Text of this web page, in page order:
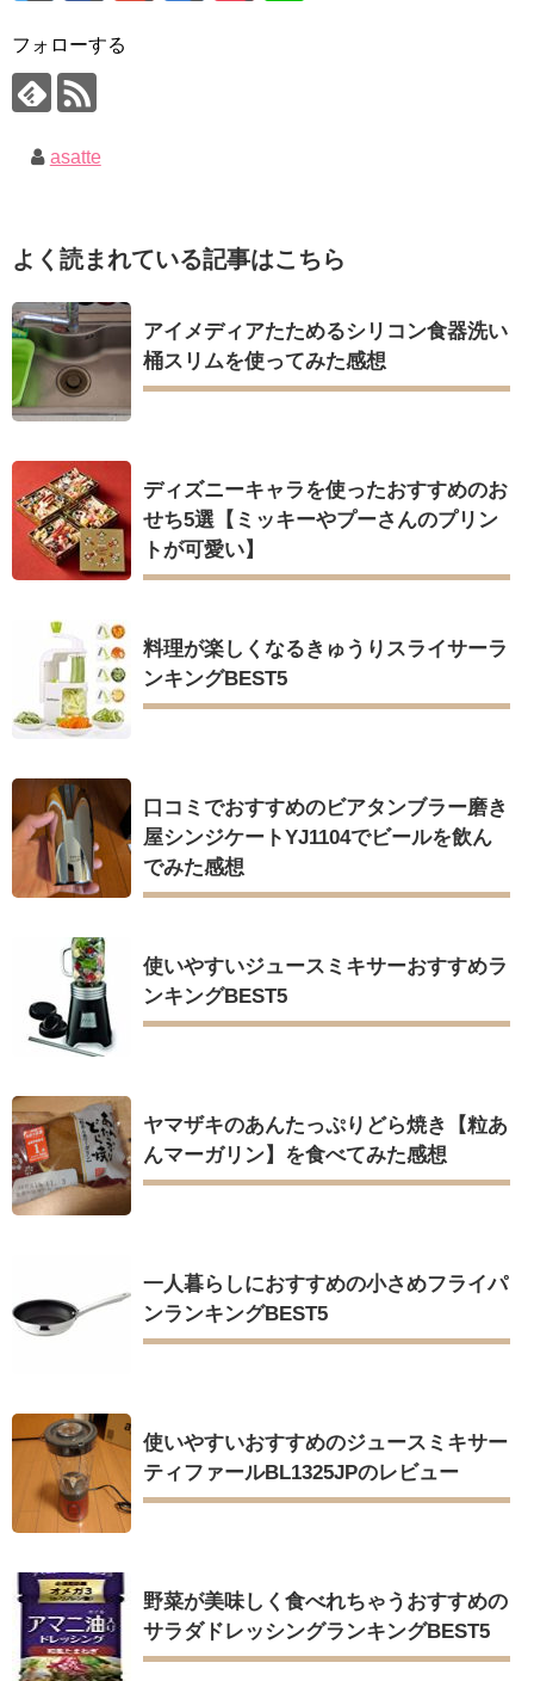
フォローする
asatte
よく読まれている記事はこちら
アイメディアたためるシリコン食器洗い
桶スリムを使ってみた感想
ディズニーキャラを使ったおすすめのお
せち5選【ミッキーやプーさんのプリン
トが可愛い】
料理が楽しくなるきゅうりスライサーラ
ンキングBEST5
口コミでおすすめのビアタンブラー磨き
屋シンジケートYJ1104でビールを飲ん
でみた感想
使いやすいジュースミキサーおすすめラ
ンキングBEST5
ヤマザキのあんたっぷりどら焼き【粒あ
んマーガリン】を食べてみた感想
一人暮らしにおすすめの小さめフライパ
ンランキングBEST5
使いやすいおすすめのジュースミキサー
ティファールBL1325JPのレビュー
野菜が美味しく食べれちゃうおすすめの
サラダドレッシングランキングBEST5